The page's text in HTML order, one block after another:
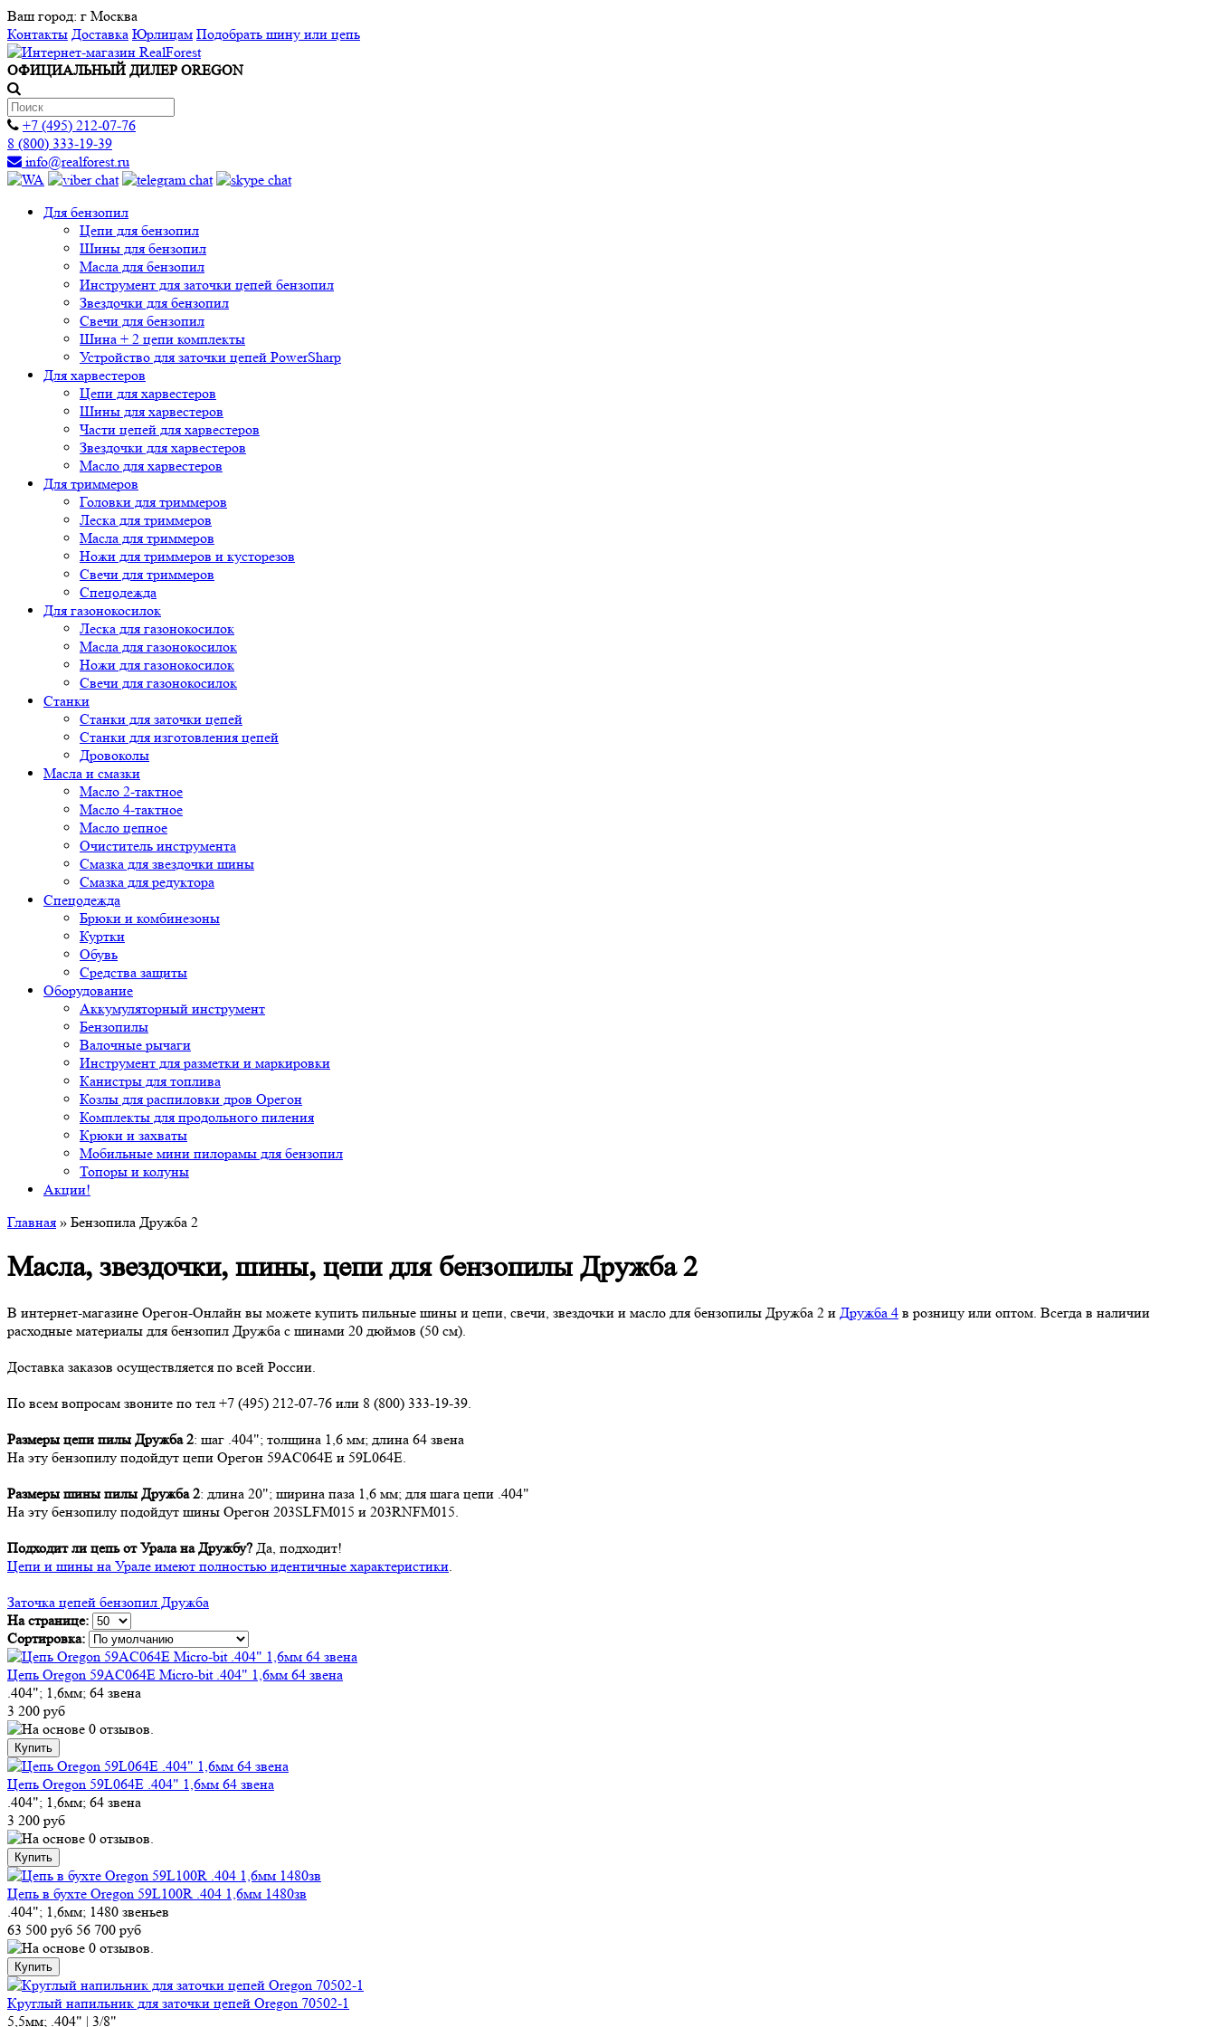
Ваш город: г Москва
Контакты Доставка Юрлицам Подобрать шину или цепь
ОФИЦИАЛЬНЫЙ ДИЛЕР OREGON
+7 (495) 212-07-76
8 (800) 333-19-39
info@realforest.ru
Для бензопил
Цепи для бензопил
Шины для бензопил
Масла для бензопил
Инструмент для заточки цепей бензопил
Звездочки для бензопил
Свечи для бензопил
Шина + 2 цепи комплекты
Устройство для заточки цепей PowerSharp
Для харвестеров
Цепи для харвестеров
Шины для харвестеров
Части цепей для харвестеров
Звездочки для харвестеров
Масло для харвестеров
Для триммеров
Головки для триммеров
Леска для триммеров
Масла для триммеров
Ножи для триммеров и кусторезов
Свечи для триммеров
Спецодежда
Для газонокосилок
Леска для газонокосилок
Масла для газонокосилок
Ножи для газонокосилок
Свечи для газонокосилок
Станки
Cтанки для заточки цепей
Станки для изготовления цепей
Дровоколы
Масла и смазки
Масло 2-тактное
Масло 4-тактное
Масло цепное
Очиститель инструмента
Смазка для звездочки шины
Смазка для редуктора
Спецодежда
Брюки и комбинезоны
Куртки
Обувь
Средства защиты
Оборудование
Аккумуляторный инструмент
Бензопилы
Валочные рычаги
Инструмент для разметки и маркировки
Канистры для топлива
Козлы для распиловки дров Орегон
Комплекты для продольного пиления
Крюки и захваты
Мобильные мини пилорамы для бензопил
Топоры и колуны
Акции!
Главная » Бензопила Дружба 2
Масла, звездочки, шины, цепи для бензопилы Дружба 2
В интернет-магазине Орегон-Онлайн вы можете купить пильные шины и цепи, свечи, звездочки и масло для бензопилы Дружба 2 и Дружба 4 в розницу или оптом. Всегда в наличии
расходные материалы для бензопил Дружба с шинами 20 дюймов (50 см).
Доставка заказов осуществляется по всей России.
По всем вопросам звоните по тел +7 (495) 212-07-76 или 8 (800) 333-19-39.
Размеры цепи пилы Дружба 2: шаг .404"; толщина 1,6 мм; длина 64 звена
На эту бензопилу подойдут цепи Орегон 59AC064E и 59L064E.
Размеры шины пилы Дружба 2: длина 20"; ширина паза 1,6 мм; для шага цепи .404"
На эту бензопилу подойдут шины Орегон 203SLFM015 и 203RNFM015.
Подходит ли цепь от Урала на Дружбу? Да, подходит!
Цепи и шины на Урале имеют полностью идентичные характеристики.
Заточка цепей бензопил Дружба
На странице:
Сортировка:
Цепь Oregon 59AC064E Micro-bit .404" 1,6мм 64 звена
.404"; 1,6мм; 64 звена
3 200 руб
Цепь Oregon 59L064E .404" 1,6мм 64 звена
.404"; 1,6мм; 64 звена
3 200 руб
Цепь в бухте Oregon 59L100R .404 1,6мм 1480зв
.404"; 1,6мм; 1480 звеньев
63 500 руб 56 700 руб
Круглый напильник для заточки цепей Oregon 70502-1
5,5мм; .404" | 3/8"